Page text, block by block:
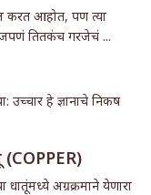
आहोत, पण त्या
तितकंच गरजेचं ...
उच्चार हे ज्ञानाचे निकष
धातूंमध्ये अग्रक्रमाने येणारा